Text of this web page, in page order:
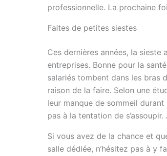
professionnelle. La prochaine
Faites de petites siestes
Ces dernières années, la sieste
entreprises. Bonne pour la
salariés tombent dans les bras
raison de la faire. Selon une
leur manque de sommeil
pas à la tentation de
Si vous avez de la chance et
salle dédiée, n’hésitez pas à y